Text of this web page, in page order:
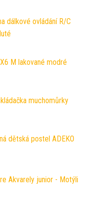
dálkové ovládání R/C
M lakované modré
muchomůrky
dětská postel ADEKO
Akvarely junior - Motýli